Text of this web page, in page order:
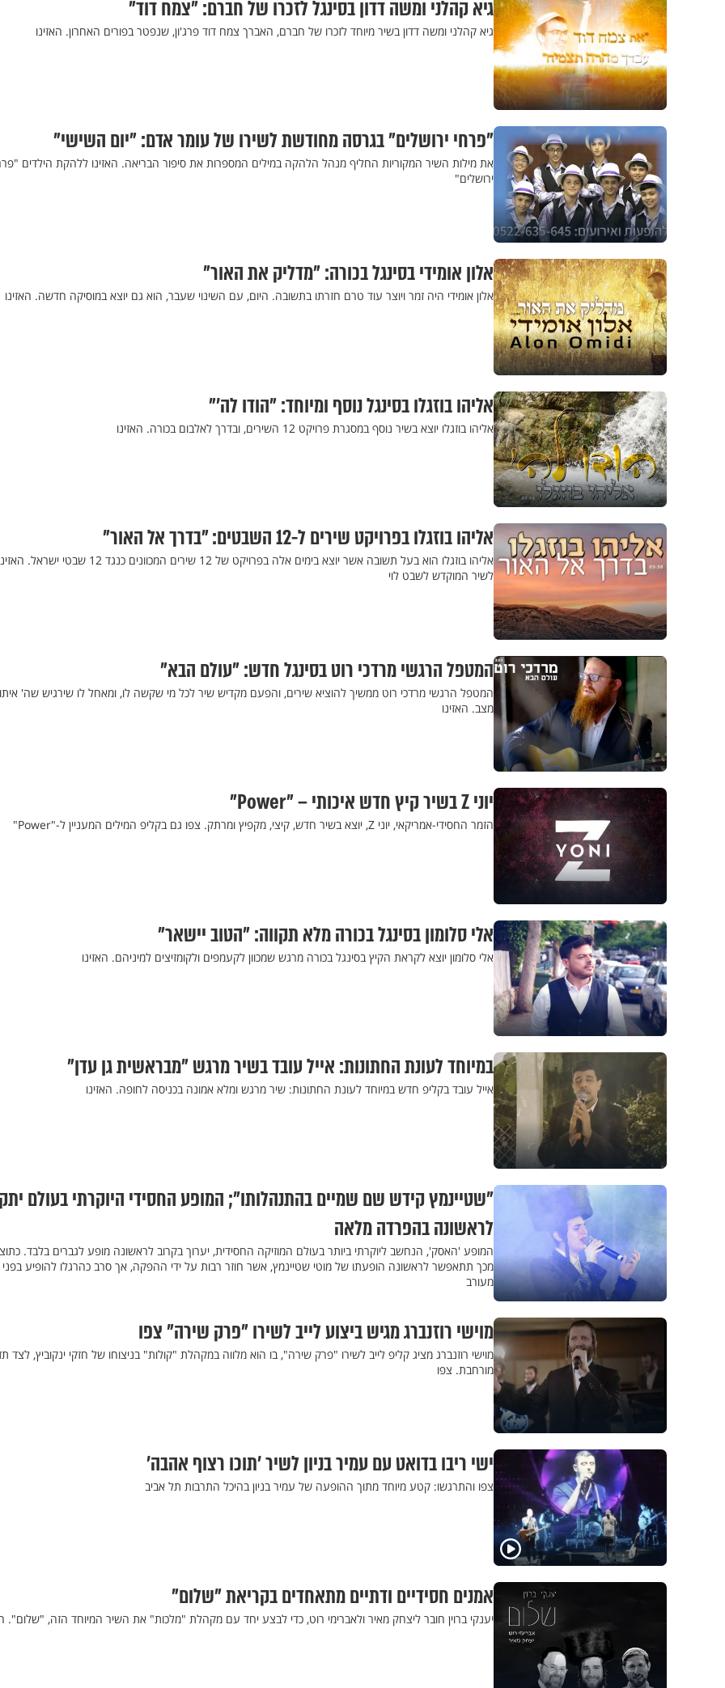
גיא קהלני ומשה דדון בסינגל לזכרו של חברם: "צמח דוד"
גיא קהלני ומשה דדון בשיר מיוחד לזכרו של חברם, האברך צמח דוד פרג'ון, שנפטר בפורים האחרון. האזינו
"פרחי ירושלים" בגרסה מחודשת לשירו של עומר אדם: "יום השישי"
את מילות השיר המקוריות החליף מנהל הלהקה במילים המספרות את סיפור הבריאה. האזינו ללהקת הילדים
ירושלים"
אלון אומידי בסינגל בכורה: "מדליק את האור"
אלון אומידי היה זמר ויוצר עוד טרם חזרתו בתשובה. היום, עם השינוי שעבר, הוא גם יוצא במוסיקה חדשה. האזינו
אליהו בוזגלו בסינגל נוסף ומיוחד: "הודו לה'"
אליהו בוזגלו יוצא בשיר נוסף במסגרת פרויקט 12 השירים, ובדרך לאלבום בכורה. האזינו
אליהו בוזגלו בפרויקט שירים ל-12 השבטים: "בדרך אל האור"
אליהו בוזגלו הוא בעל תשובה אשר יוצא בימים אלה בפרויקט של 12 שירים המכוונים כנגד 12 שבטי ישראל.
לשיר המוקדש לשבט לוי
המטפל הרגשי מרדכי רוט בסינגל חדש: "עולם הבא"
המטפל הרגשי מרדכי רוט ממשיך להוציא שירים, והפעם מקדיש שיר לכל מי שקשה לו, ומאחל לו שירגיש שה'
מצב. האזינו
יוני Z בשיר קיץ חדש איכותי – "Power"
הזמר החסידי-אמריקאי, יוני Z, יוצא בשיר חדש, קיצי, מקפיץ ומרתק. צפו גם בקליפ המילים המעניין ל-"Power"
אלי סלומון בסינגל בכורה מלא תקווה: "הטוב יישאר"
אלי סלומון יוצא לקראת הקיץ בסינגל בכורה מרגש שמכוון לקעמפים ולקומזיצים למיניהם. האזינו
במיוחד לעונת החתונות: אייל עובד בשיר מרגש "מבראשית גן עדן"
אייל עובד בקליפ חדש במיוחד לעונת החתונות: שיר מרגש ומלא אמונה בכניסה לחופה. האזינו
"שטיינמץ קידש שם שמיים בהתנהלותו"; המופע החסידי היוקרתי בעולם
לראשונה בהפרדה מלאה
המופע 'האסק', הנחשב ליוקרתי ביותר בעולם המוזיקה החסידית, יערוך בקרוב לראשונה מופע לגברים בלבד.
מכך תתאפשר לראשונה הופעתו של מוטי שטיינמץ, אשר חוזר רבות על ידי ההפקה, אך סרב כהרגלו להופיע
מעורב
מוישי רוזנברג מגיש ביצוע לייב לשירו "פרק שירה" צפו
מוישי רוזנברג מציג קליפ לייב לשירו "פרק שירה", בו הוא מלווה במקהלת "קולות" בניצוחו של חזקי ינקוביץ, לצד
מורחבת. צפו
ישי ריבו בדואט עם עמיר בניון לשיר ’תוכו רצוף אהבה’
צפו והתרגשו: קטע מיוחד מתוך ההופעה של עמיר בניון בהיכל התרבות תל אביב
אמנים חסידיים ודתיים מתאחדים בקריאת "שלום"
יענקי ברוין חובר ליצחק מאיר ולאברימי רוט, כדי לבצע יחד עם מקהלת "מלכות" את השיר המיוחד הזה, "שלום".